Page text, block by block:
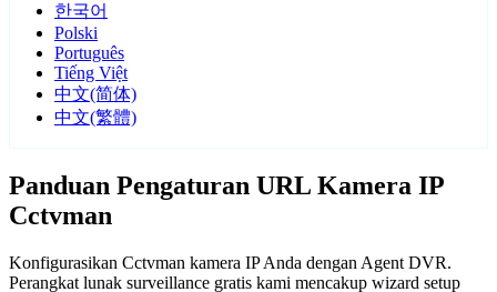
한국어
Polski
Português
Tiếng Việt
中文(简体)
中文(繁體)
Panduan Pengaturan URL Kamera IP
Cctvman
Konfigurasikan Cctvman kamera IP Anda dengan Agent DVR.
Perangkat lunak surveillance gratis kami mencakup wizard setup